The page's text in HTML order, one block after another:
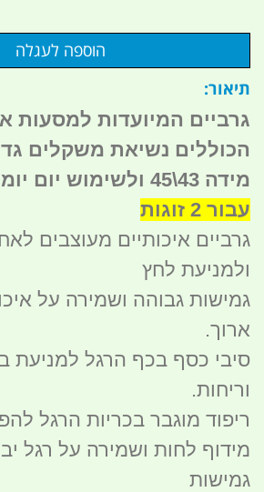
תיאור:
גרביים המיועדות למסעות
הכוללים נשיאת משקלים
מידה 43\45 ולשימוש יום יומי -
עבור 2 זוגות
גרביים איכותיים מעוצבים
ולמניעת לחץ
גמישות גבוהה ושמירה על
ארוך.
סיבי כסף בכף הרגל למניעת
וריחות.
ריפוד מוגבר בכריות הרגל
מידוף לחות ושמירה על רגל
גמישות